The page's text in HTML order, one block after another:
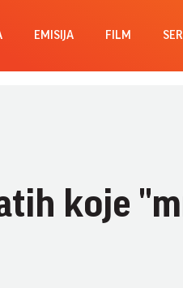
EMISIJA FILM
koje